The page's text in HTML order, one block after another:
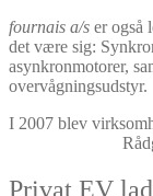
fournais a/s er også
det være sig:
asynkronmotorer,
overvågningsudstyr.
I 2007 blev
Privat EV